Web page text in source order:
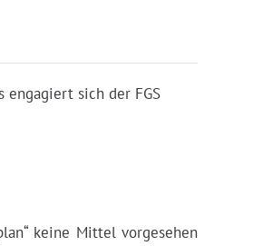
engagiert sich der FGS
keine Mittel vorgesehen